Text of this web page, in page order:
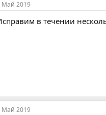
Май 2019
в течении
Май 2019